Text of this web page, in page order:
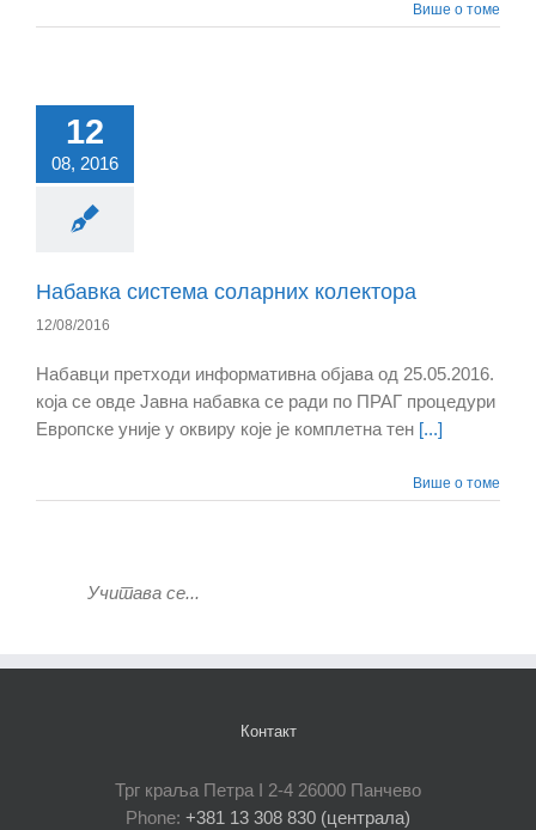
Више о томе
12
08, 2016
Набавка система соларних колектора
12/08/2016
Набавци претходи информативна објава од 25.05.2016.
која се овде Јавна набавка се ради по ПРАГ процедури
Европске уније у оквиру које је комплетна тен [...]
Више о томе
Учитава се...
Контакт
Трг краља Петра I 2-4 26000 Панчево
Phone: +381 13 308 830 (централа)